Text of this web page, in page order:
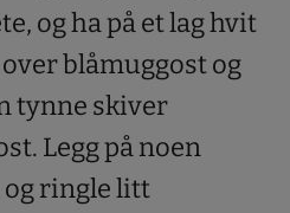
og ha på et lag hvit
blåmuggost og
tynne skiver
Legg på noen
og ringle litt